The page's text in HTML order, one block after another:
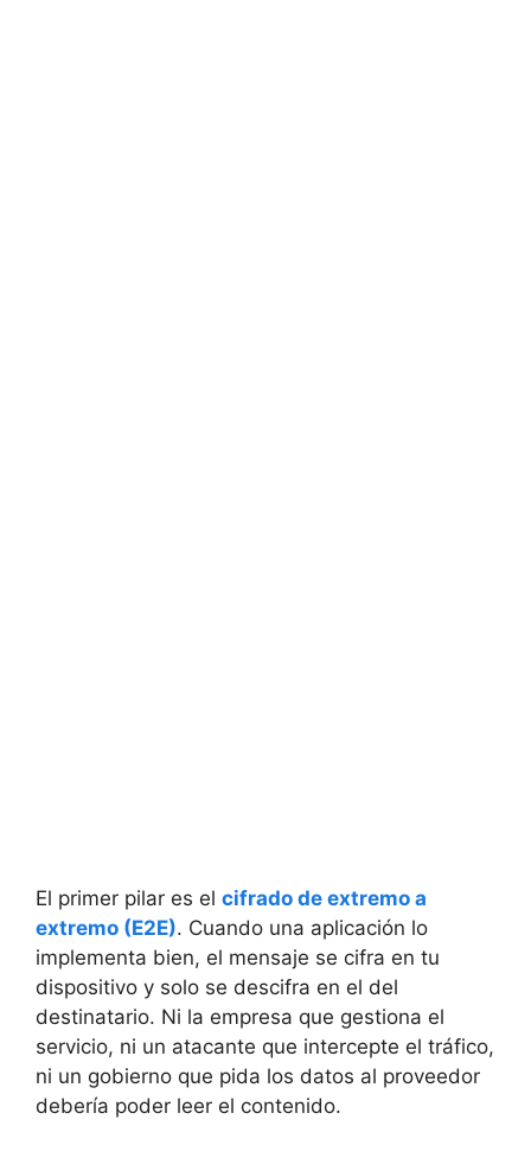
El primer pilar es el cifrado de extremo a
extremo (E2E). Cuando una aplicación lo
implementa bien, el mensaje se cifra en tu
dispositivo y solo se descifra en el del
destinatario. Ni la empresa que gestiona el
servicio, ni un atacante que intercepte el tráfico,
ni un gobierno que pida los datos al proveedor
debería poder leer el contenido.